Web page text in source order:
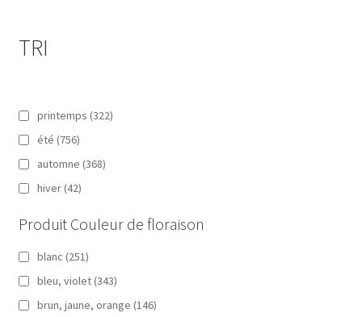
TRI
printemps (322)
été (756)
automne (368)
hiver (42)
Produit Couleur de floraison
blanc (251)
bleu, violet (343)
brun, jaune, orange (146)